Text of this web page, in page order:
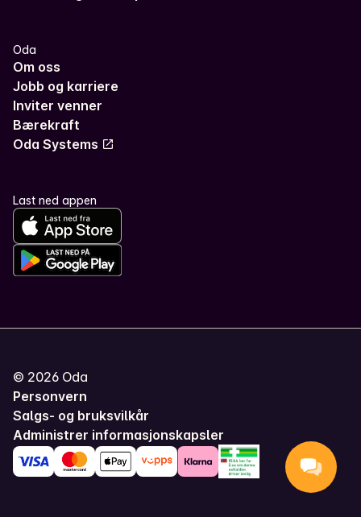
Oda
Om oss
Jobb og karriere
Inviter venner
Bærekraft
Oda Systems
Last ned appen
© 2026 Oda
Personvern
Salgs- og bruksvilkår
Administrer informasjonskapsler